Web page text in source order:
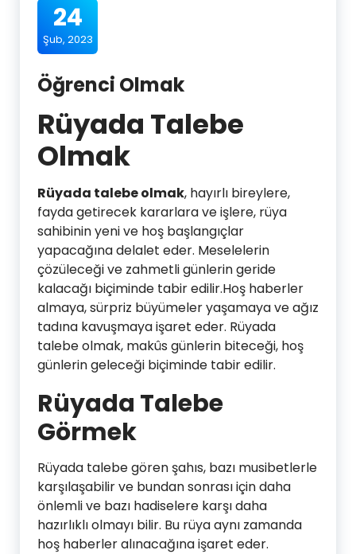
24
Şub, 2023
Öğrenci Olmak
Rüyada Talebe
Olmak
Rüyada talebe olmak, hayırlı bireylere,
fayda getirecek kararlara ve işlere, rüya
sahibinin yeni ve hoş başlangıçlar
yapacağına delalet eder. Meselelerin
çözüleceği ve zahmetli günlerin geride
kalacağı biçiminde tabir edilir.Hoş haberler
almaya, sürpriz büyümeler yaşamaya ve ağız
tadına kavuşmaya işaret eder. Rüyada
talebe olmak, makûs günlerin biteceği, hoş
günlerin geleceği biçiminde tabir edilir.
Rüyada Talebe
Görmek
Rüyada talebe gören şahıs, bazı musibetlerle
karşılaşabilir ve bundan sonrası için daha
önlemli ve bazı hadiselere karşı daha
hazırlıklı olmayı bilir. Bu rüya aynı zamanda
hoş haberler alınacağına işaret eder.